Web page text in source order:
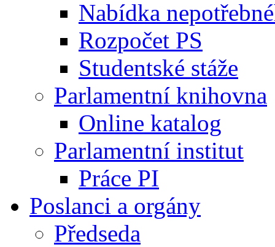
Nabídka
Rozpočet PS
Studentské stáže
Parlamentní knihovna
Online katalog
Parlamentní institut
Práce PI
Poslanci a orgány
Předseda